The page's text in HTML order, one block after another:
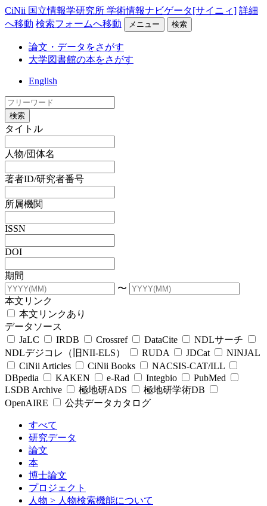
CiNii 国立情報学研究所 学術情報ナビゲータ[サイニィ] 詳細
へ移動 検索フォームへ移動 メニュー 検索
論文・データをさがす
大学図書館の本をさがす
English
検索
タイトル
人物/団体名
著者ID/研究者番号
所属機関
ISSN
DOI
期間
〜
本文リンク
本文リンクあり
データソース
JaLC
IRDB Crossref DataCite
NDLサーチ
NDLデジコレ（旧NII-ELS）
RUDA JDCat
NINJAL
CiNii Articles
CiNii Books
NACSIS-CAT/ILL
DBpedia
KAKEN e-Rad Integbio
PubMed
LSDB Archive
極地研ADS
極地研学術DB
OpenAIRE
公共データカタログ
すべて
研究データ
論文
本
博士論文
プロジェクト
人物 > 人物検索機能について